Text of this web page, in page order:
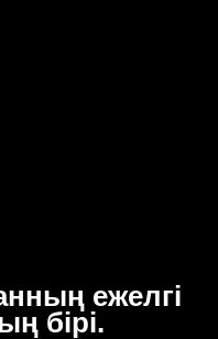
ежелгі
бірі.